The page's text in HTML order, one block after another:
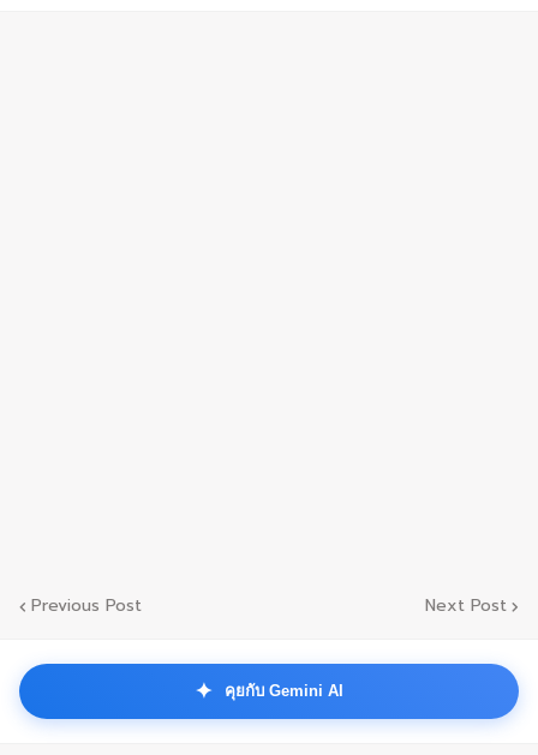
Previous Post Next Post
✦ คุยกับ Gemini AI